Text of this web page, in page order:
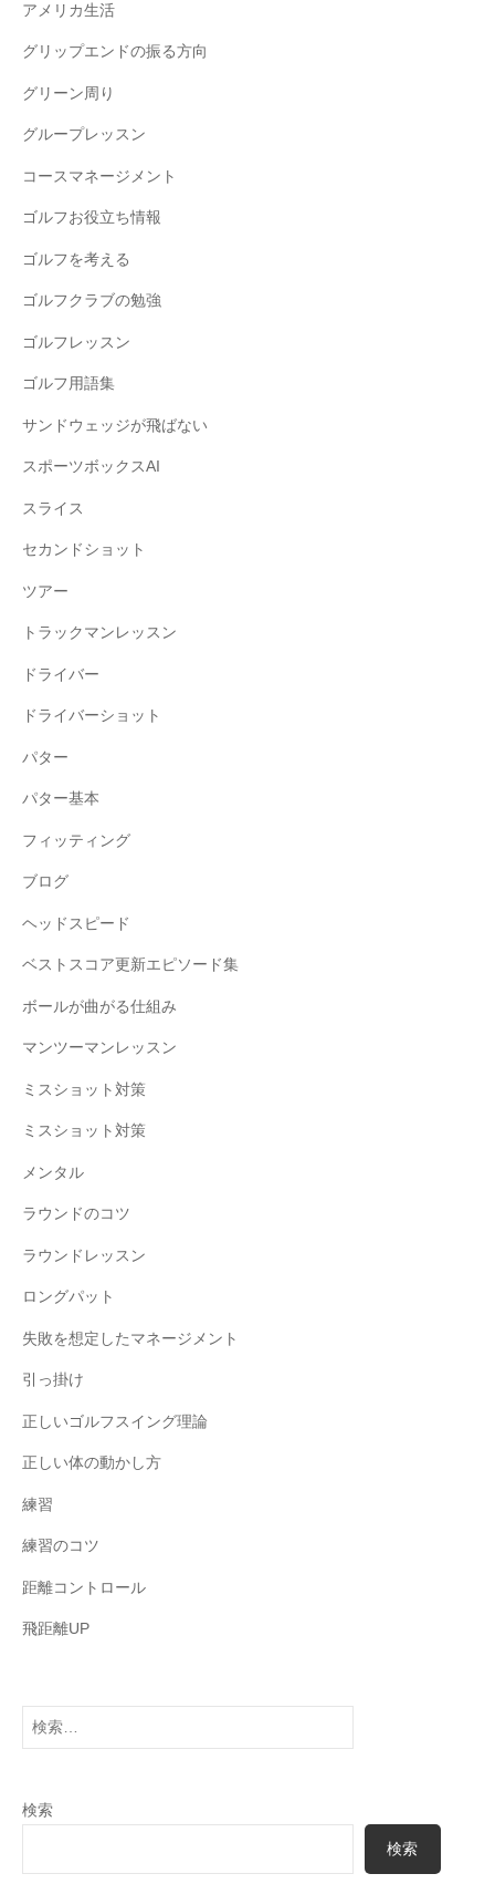
アメリカ生活
グリップエンドの振る方向
グリーン周り
グループレッスン
コースマネージメント
ゴルフお役立ち情報
ゴルフを考える
ゴルフクラブの勉強
ゴルフレッスン
ゴルフ用語集
サンドウェッジが飛ばない
スポーツボックスAI
スライス
セカンドショット
ツアー
トラックマンレッスン
ドライバー
ドライバーショット
パター
パター基本
フィッティング
ブログ
ヘッドスピード
ベストスコア更新エピソード集
ボールが曲がる仕組み
マンツーマンレッスン
ミスショット対策
ミスショット対策
メンタル
ラウンドのコツ
ラウンドレッスン
ロングパット
失敗を想定したマネージメント
引っ掛け
正しいゴルフスイング理論
正しい体の動かし方
練習
練習のコツ
距離コントロール
飛距離UP
検
索:
検索
検索